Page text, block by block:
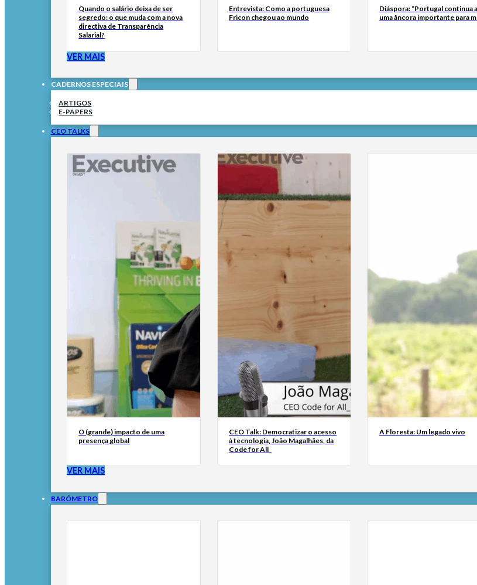
Quando o salário deixa de ser
segredo: o que muda com a nova
directiva de Transparência
Salarial?
Entrevista: Como a portuguesa
Fricon chegou ao mundo
Diáspora: “Portugal continua
uma âncora importante para
VER MAIS
CADERNOS ESPECIAIS
ARTIGOS
E-PAPERS
CEO TALKS
O (grande) impacto de uma
presença global
CEO Talk: Democratizar o acesso
à tecnologia, João Magalhães, da
Code for All_
A Floresta: Um legado vivo
VER MAIS
BARÓMETRO